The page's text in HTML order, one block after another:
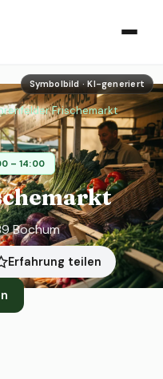
Symbolbild · KI-generiert
Frischemarkt
– 14:00
Bochum
Erfahrung teilen